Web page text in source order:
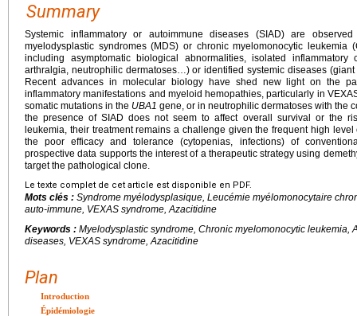
Summary
Systemic inflammatory or autoimmune diseases (SIAD) are
myelodysplastic syndromes (MDS) or chronic myelomonocytic leukemia
including asymptomatic biological abnormalities, isolated inflammatory
arthralgia, neutrophilic dermatoses…) or identified systemic diseases
Recent advances in molecular biology have shed new light on the
inflammatory manifestations and myeloid hemopathies, particularly in
somatic mutations in the UBA1 gene, or in neutrophilic dermatoses with the
the presence of SIAD does not seem to affect overall survival or the
leukemia, their treatment remains a challenge given the frequent high
the poor efficacy and tolerance (cytopenias, infections) of
prospective data supports the interest of a therapeutic strategy using
target the pathological clone.
Le texte complet de cet article est disponible en PDF.
Mots clés : Syndrome myélodysplasique, Leucémie myélomonocytaire
auto-immune, VEXAS syndrome, Azacitidine
Keywords : Myelodysplastic syndrome, Chronic myelomonocytic leukemia,
diseases, VEXAS syndrome, Azacitidine
Plan
Introduction
Épidémiologie